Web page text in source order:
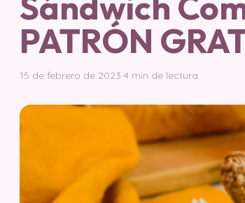
PATRÓN
15 de febrero de 2023·4 min de lectura